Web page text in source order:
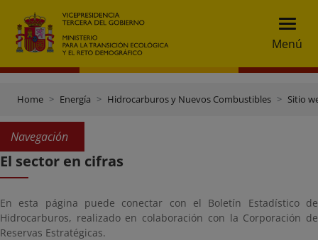
Menú
Home Energía Hidrocarburos y Nuevos Combustibles Sitio
Navegación
El sector en cifras
En esta página puede conectar con el Boletín Estadístico de
Hidrocarburos, realizado en colaboración con la Corporación de
Reservas Estratégicas.